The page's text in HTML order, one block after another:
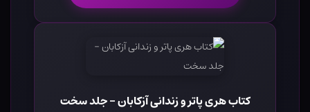
کتاب هری پاتر و زندانی آزکابان - جلد سخت